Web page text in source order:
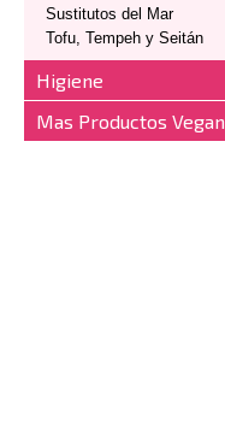
Sustitutos del Mar
Tofu, Tempeh y Seitán
Higiene
Mas Productos Vegan